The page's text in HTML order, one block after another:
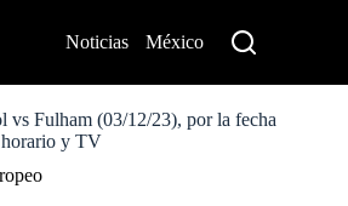
Noticias México
vs Fulham (03/12/23), por la fecha
horario y TV